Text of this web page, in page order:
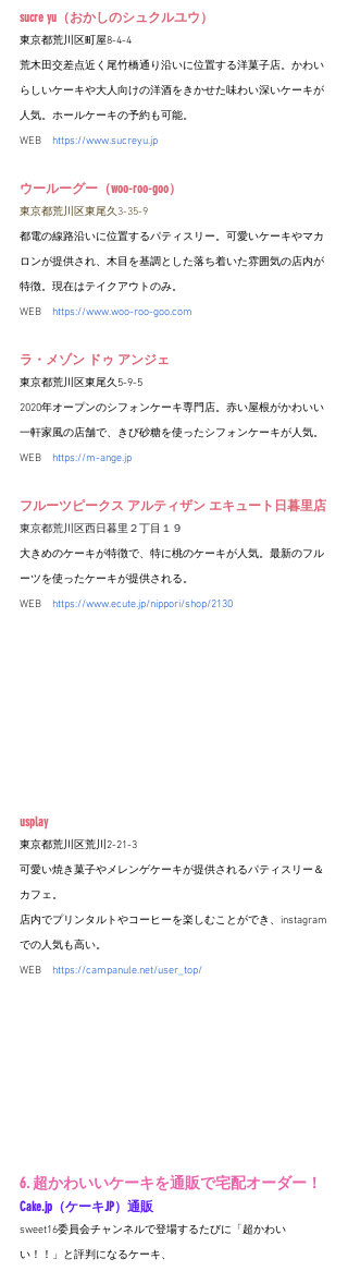
sucre yu（おかしのシュクルユウ）
東京都荒川区町屋8-4-4
荒木田交差点近く尾竹橋通り沿いに位置する洋菓子店。かわい
らしいケーキや大人向けの洋酒をきかせた味わい深いケーキが
人気。ホールケーキの予約も可能。
WEB https://www.sucreyu.jp
ウールーグー（woo-roo-goo）
東京都荒川区東尾久3-35-9
都電の線路沿いに位置するパティスリー。可愛いケーキやマカ
ロンが提供され、木目を基調とした落ち着いた雰囲気の店内が
特徴。現在はテイクアウトのみ。
WEB https://www.woo-roo-goo.com
ラ・メゾン ドゥ アンジェ
東京都荒川区東尾久5-9-5
2020年オープンのシフォンケーキ専門店。赤い屋根がかわいい
一軒家風の店舗で、きび砂糖を使ったシフォンケーキが人気。
WEB https://m-ange.jp
フルーツピークス アルティザン エキュート日暮里店
東京都荒川区西日暮里２丁目１９
大きめのケーキが特徴で、特に桃のケーキが人気。最新のフル
ーツを使ったケーキが提供される。
WEB https://www.ecute.jp/nippori/shop/2130
usplay
東京都荒川区荒川2-21-3
可愛い焼き菓子やメレンゲケーキが提供されるパティスリー＆
カフェ。
店内でプリンタルトやコーヒーを楽しむことができ、instagram
での人気も高い。
WEB https://campanule.net/user_top/
6. 超かわいいケーキを通販で宅配オーダー！
Cake.jp （ケーキJP）通販
sweet16委員会チャンネルで登場するたびに「超かわい
い！！」と評判になるケーキ、